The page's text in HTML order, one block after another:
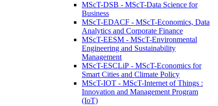
MScT-DSB - MScT-Data Science for
Business
MScT-EDACF - MScT-Economics, Data
Analytics and Corporate Finance
MScT-EESM - MScT-Environmental
Engineering and Sustainability
Management
MScT-ESCLiP - MScT-Economics for
Smart Cities and Climate Policy
MScT-IOT - MScT-Internet of Things :
Innovation and Management Program
(IoT)